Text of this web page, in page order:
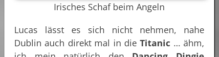
Irisches Schaf beim Angeln
Lucas lässt es sich nicht nehmen, nahe
Dublin auch direkt mal in dieTitanic … ähm,